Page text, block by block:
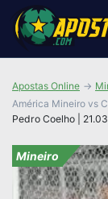
Pedro Coelho |
Apostas Online
América Mineiro vs
Mineiro